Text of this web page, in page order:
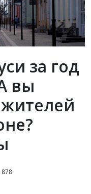
за год
вы
жителей
878